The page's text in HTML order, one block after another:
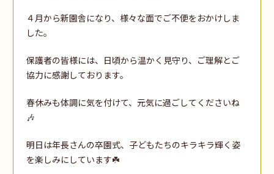
４月から新園舎になり、様々な面でご不便をおかけしま
した。
保護者の皆様には、日頃から温かく見守り、ご理解とご
協力に感謝しております。
春休みも体調に気を付けて、元気に過ごしてくださいね
🎶
明日は年長さんの卒園式、子どもたちのキラキラ輝く姿
を楽しみにしています☘️